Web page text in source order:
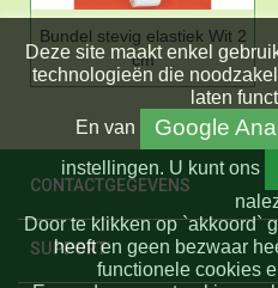
Bundel stevig elastiek Wit 2
cm
CONTACTGEGEVENS
SUPPORT
Deze site maakt enkel
technologieën die
laten
En van Google
instellingen. U kunt ons
Door te klikken op `akkoord`
heeft en geen bezwaar
functionele cookies